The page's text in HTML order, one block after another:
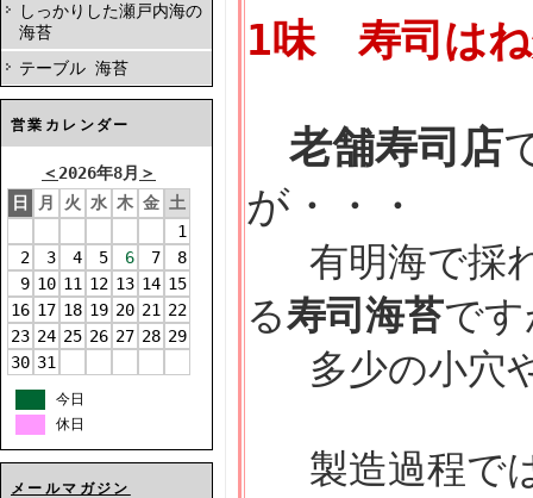
しっかりした瀬戸内海の
海苔
テーブル 海苔
営業カレンダー
＜ 2026年8月 ＞
日
月 火 水 木 金 土
1
2
3 4 5 6 7
8
9 10 11 12 13 14 15
16 17 18 19 20 21 22
23 24 25 26 27 28 29
30 31
今日
休日
メールマガジン
1味 寿司は
老舗寿司店
が・・・
有明海で採
る寿司海苔で
多少の小穴
製造過程で